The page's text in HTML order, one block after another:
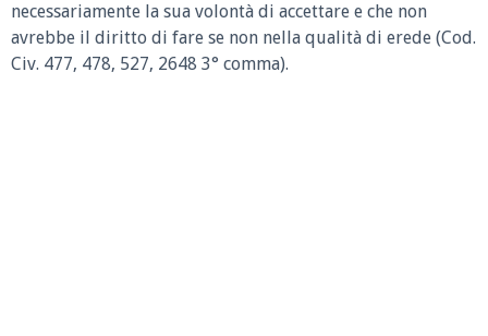
necessariamente la sua volontà di accettare e che non
avrebbe il diritto di fare se non nella qualità di erede (Cod.
Civ. 477, 478, 527, 2648 3° comma).